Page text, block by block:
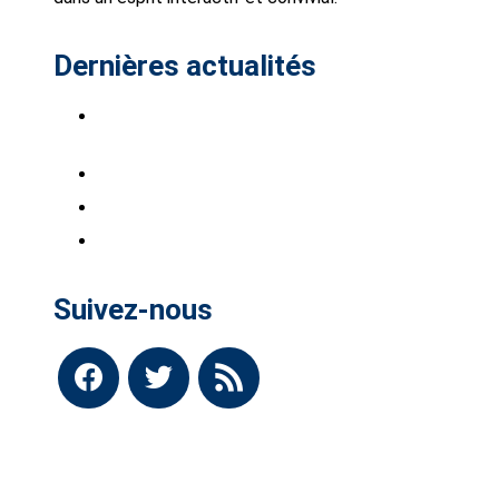
Dernières actualités
Suivez-nous
facebooktwitter rss